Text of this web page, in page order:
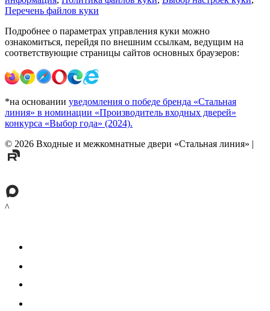
Перечень файлов куки
Подробнее о параметрах управления куки можно
ознакомиться, перейдя по внешним ссылкам, ведущим на
соответствующие страницы сайтов основных браузеров:
*на основании уведомления о победе бренда «Стальная
линия» в номинации «Производитель входных дверей»
конкурса «Выбор года» (2024).
© 2026 Входные и межкомнатные двери «Стальная линия» |
^